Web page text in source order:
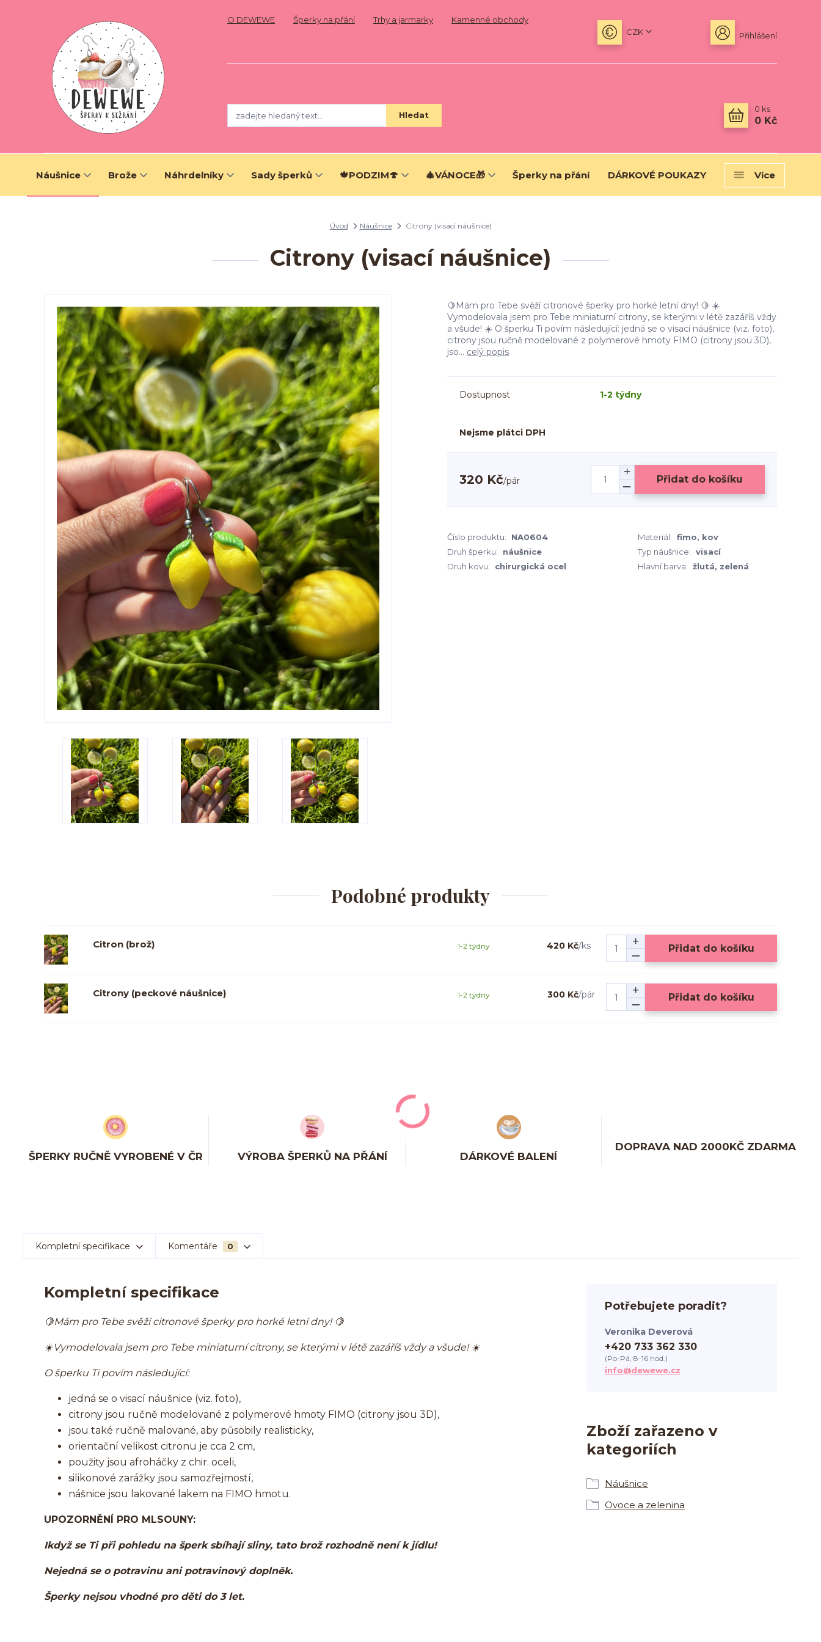
O DEWEWE Šperky na přání Trhy a jarmarky
Kamenné obchody
CZK
Přihlášení
Hledat
0 ks
0 Kč
Náušnice Brože Náhrdelníky Sady šperků 🍁PODZIM🍄 🎄VÁNOCE🎁 Šperky na přání DÁRKOVÉ POUKAZY Více
Úvod Náušnice Citrony (visací náušnice)
Citrony (visací náušnice)
🍋Mám pro Tebe svěží citronové šperky pro horké letní dny! 🍋 ☀️
Vymodelovala jsem pro Tebe miniaturní citrony, se kterými v létě zazáříš vždy
a všude! ☀️ O šperku Ti povím následující: jedná se o visací náušnice (viz. foto),
citrony jsou ručně modelované z polymerové hmoty FIMO (citrony jsou 3D),
jso... celý popis
Dostupnost 1-2 týdny
Nejsme plátci DPH
320 Kč/pár Přidat do košíku
Číslo produktu: NA0604 Materiál: fimo, kov
Druh šperku:
náušnice Typ náušnice: visací
Druh kovu:
chirurgická ocel Hlavní barva: žlutá, zelená
Podobné produkty
Citron (brož) 420 Kč/ks
1-2 týdny Přidat do košíku
Citrony (peckové náušnice) 300 Kč/pár
1-2 týdny Přidat do košíku
ŠPERKY RUČNĚ VYROBENÉ V ČR VÝROBA ŠPERKŮ NA PŘÁNÍ DÁRKOVÉ BALENÍ
DOPRAVA NAD 2000KČ ZDARMA
Kompletní specifikace Komentáře 0
Kompletní specifikace
🍋Mám pro Tebe svěží citronové šperky pro horké letní dny! 🍋
☀️Vymodelovala jsem pro Tebe miniaturní citrony, se kterými v létě zazáříš vždy a všude! ☀️
O šperku Ti povím následující:
jedná se o visací náušnice (viz. foto),
citrony jsou ručně modelované z polymerové hmoty FIMO (citrony jsou 3D),
jsou také ručně malované, aby působily realisticky,
orientační velikost citronu je cca 2 cm,
použity jsou afroháčky z chir. oceli,
silikonové zarážky jsou samozřejmostí,
nášnice jsou lakované lakem na FIMO hmotu.
UPOZORNĚNÍ PRO MLSOUNY:
Ikdyž se Ti při pohledu na šperk sbíhají sliny, tato brož rozhodně není k jídlu!
Nejedná se o potravinu ani potravinový doplněk.
Šperky nejsou vhodné pro děti do 3 let.
Zboží zařazeno v
kategoriích
Náušnice
Ovoce a zelenina
Potřebujete poradit?
Veronika Deverová
+420 733 362 330
(Po-Pá, 8-16 hod.)
info@dewewe.cz